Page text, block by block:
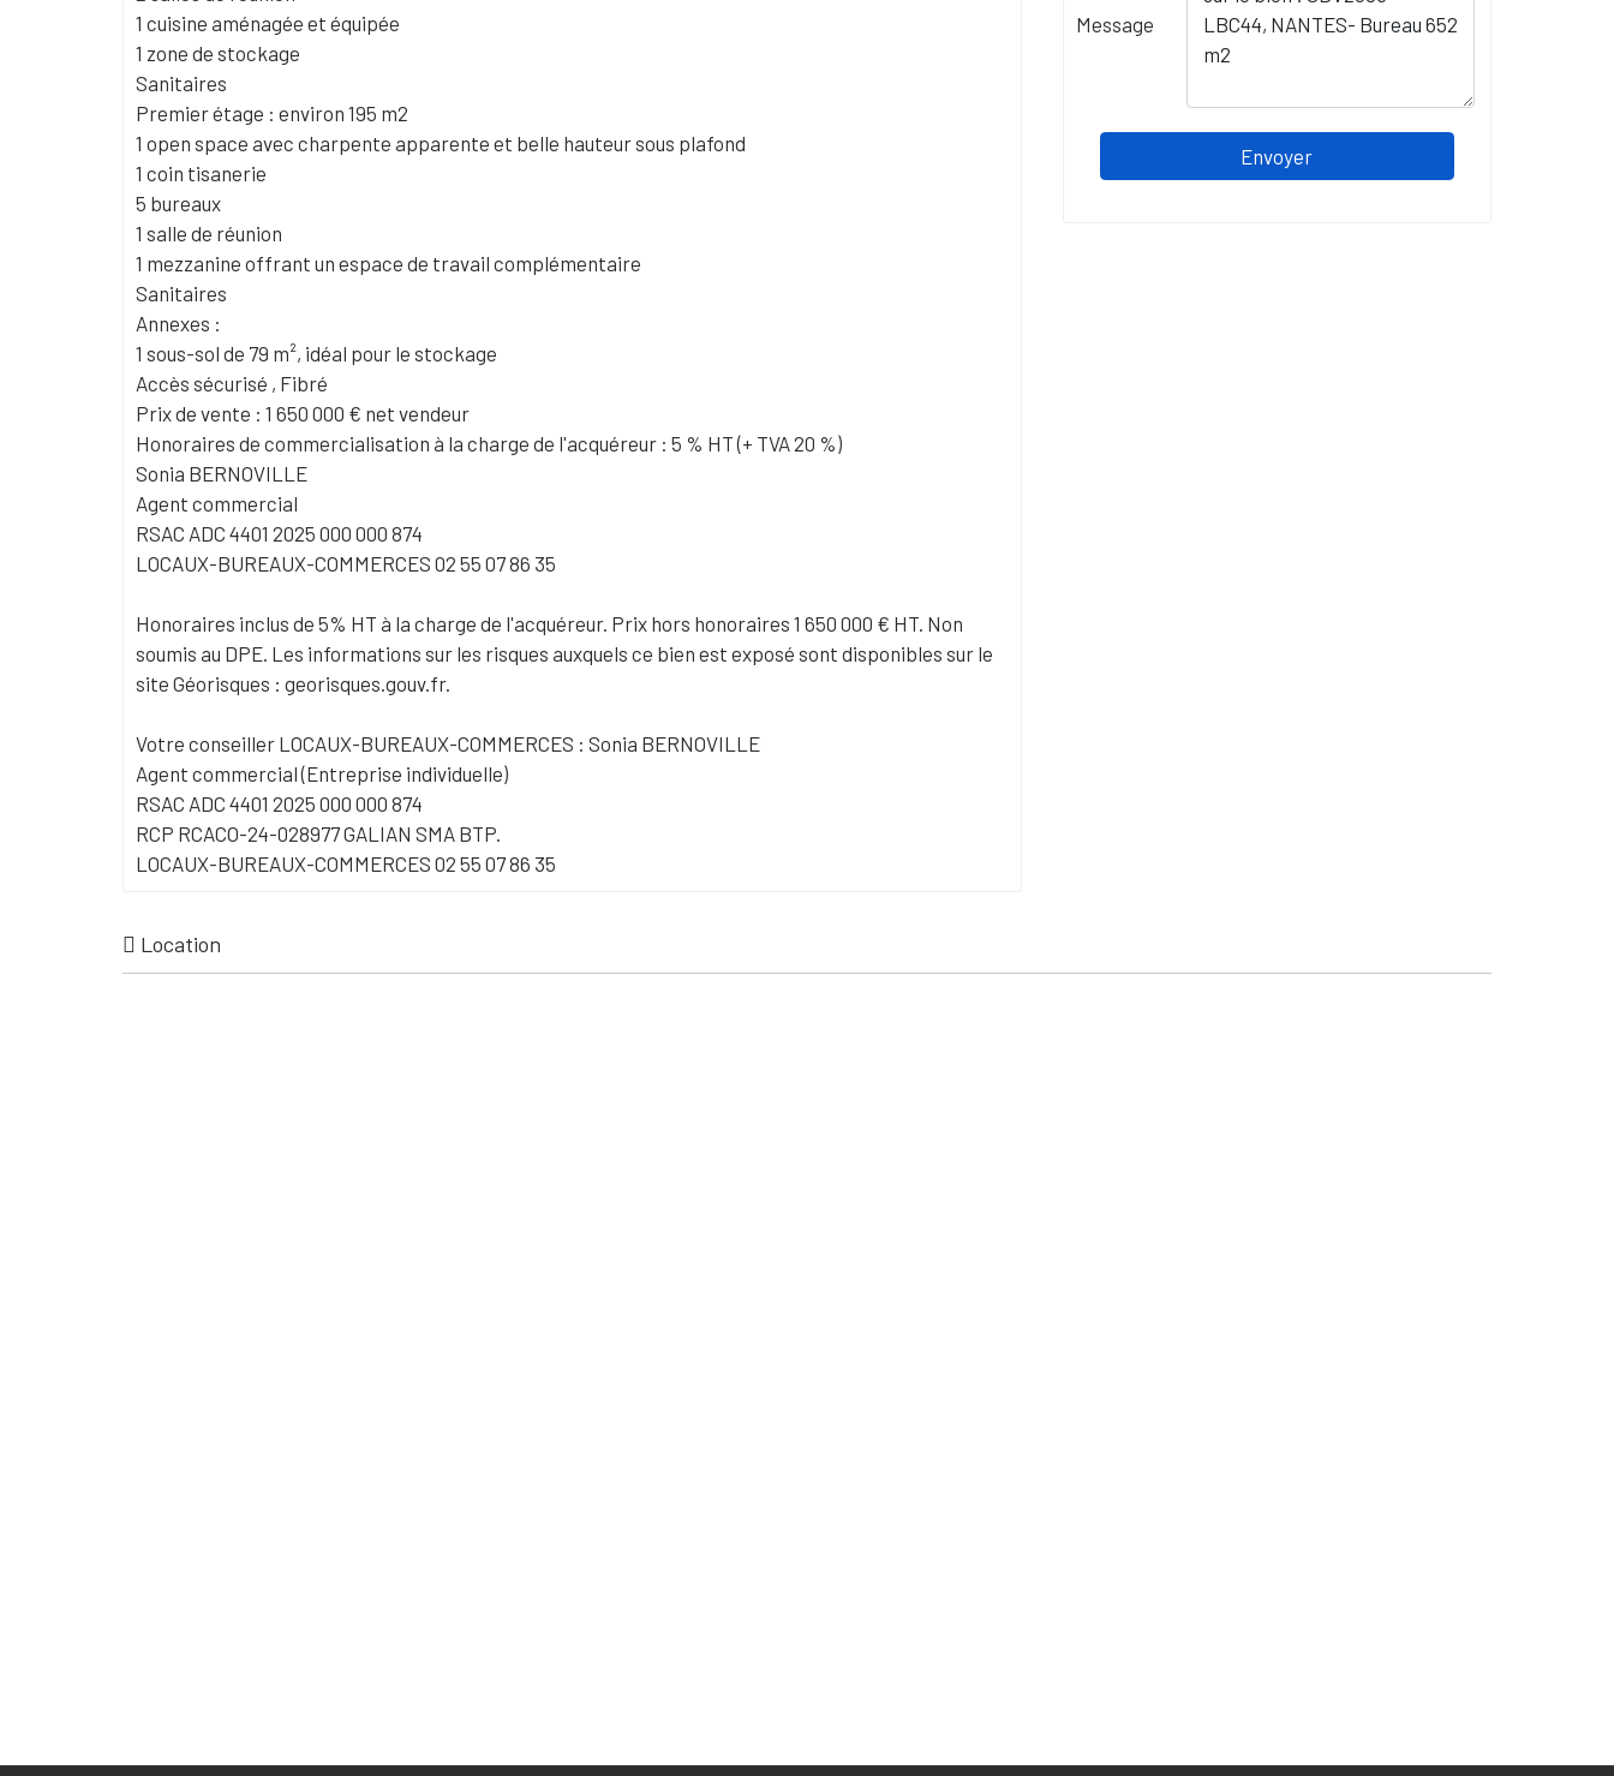
1 cuisine aménagée et équipée
1 zone de stockage
Sanitaires
Premier étage : environ 195 m2
1 open space avec charpente apparente et belle hauteur sous plafond
1 coin tisanerie
5 bureaux
1 salle de réunion
1 mezzanine offrant un espace de travail complémentaire
Sanitaires
Annexes :
1 sous-sol de 79 m², idéal pour le stockage
Accès sécurisé , Fibré
Prix de vente : 1 650 000 € net vendeur
Honoraires de commercialisation à la charge de l'acquéreur : 5 % HT (+ TVA 20 %)
Sonia BERNOVILLE
Agent commercial
RSAC ADC 4401 2025 000 000 874
LOCAUX-BUREAUX-COMMERCES 02 55 07 86 35
Honoraires inclus de 5% HT à la charge de l'acquéreur. Prix hors honoraires 1 650 000 € HT. Non
soumis au DPE. Les informations sur les risques auxquels ce bien est exposé sont disponibles sur le
site Géorisques : georisques.gouv.fr.
Votre conseiller LOCAUX-BUREAUX-COMMERCES : Sonia BERNOVILLE
Agent commercial (Entreprise individuelle)
RSAC ADC 4401 2025 000 000 874
RCP RCACO-24-028977 GALIAN SMA BTP.
LOCAUX-BUREAUX-COMMERCES 02 55 07 86 35
Message
Envoyer
Location